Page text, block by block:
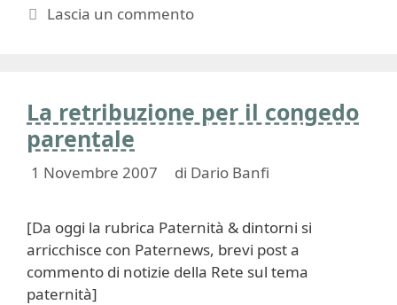
Lascia un commento
La retribuzione per il congedo
parentale
1 Novembre 2007 di Dario Banfi
[Da oggi la rubrica Paternità & dintorni si
arricchisce con Paternews, brevi post a
commento di notizie della Rete sul tema
paternità]